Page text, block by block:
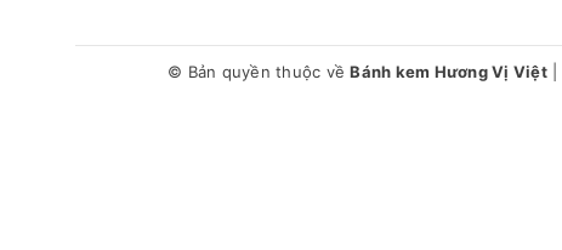
© Bản quyền thuộc vềBánh kem Hương Vị Việt